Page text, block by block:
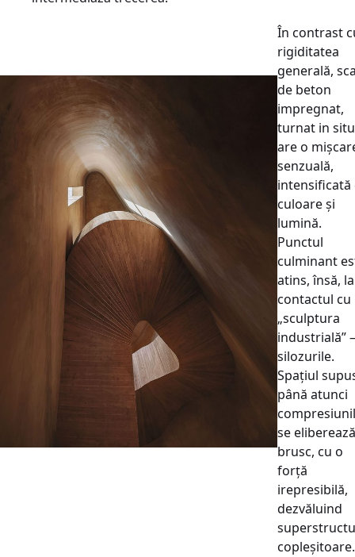
În contrast
rigiditatea
generală,
de beton
impregnat,
turnat in
are o
senzuală,
intensificată
culoare și
lumină.
Punctul
culminant
atins, însă, la
contactul cu
„sculptura
industrială”
silozurile.
Spațiul
până atunci
se eliberează
brusc, cu o
forță
irepresibilă,
dezvăluind
copleșitoare.